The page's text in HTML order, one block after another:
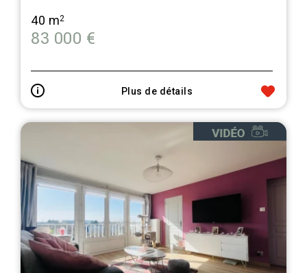
40 m2
83 000 €
Plus de détails